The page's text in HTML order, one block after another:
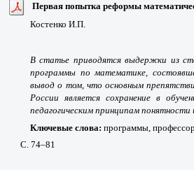
Первая попытка реформы
Костенко И.П.
В статье приводятся выдержки из
программы по математике,
вывод о том, что основным
России является сохранение в
педагогическим принципам
Ключевые слова: программы,
С. 74–81